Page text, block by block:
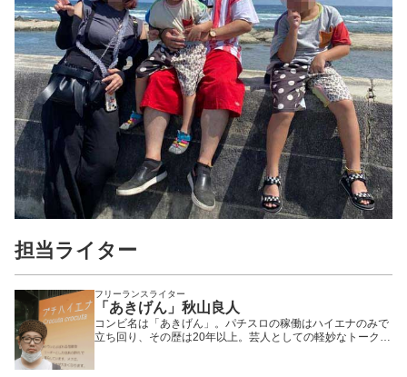
担当ライター
フリーランスライター
「あきげん」秋山良人
コンビ名は「あきげん」。パチスロの稼働はハイエナのみで
立ち回り、その歴は20年以上。芸人としての軽妙なトークや